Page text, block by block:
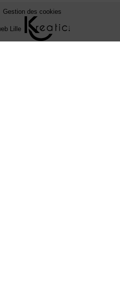
Gestion des cookies
Lille